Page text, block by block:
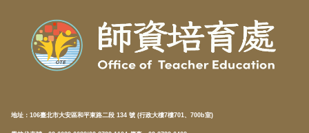
地址： 106臺北市大安區和平東路二段 134 號 (行政大樓7樓701、700b室)